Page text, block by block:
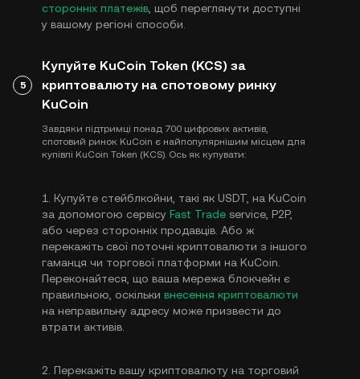
сторонніх платежів, щоб переглянути доступні
у вашому регіоні способи.
5
Купуйте KuCoin Token (KCS) за
криптовалюту на спотовому ринку
KuCoin
Завдяки підтримці понад 700 цифрових активів,
спотовий ринок KuCoin є найпопулярнішим місцем для
купівлі KuCoin Token (KCS). Ось як купувати:
1. Купуйте стейблкойни, такі як USDT, на KuCoin
за допомогою сервісу Fast Trade service, P2P,
або через сторонніх продавців. Або ж
перекажіть свої поточні криптовалюти з іншого
гаманця чи торгової платформи на KuCoin.
Переконайтеся, що ваша мережа блокчейн є
правильною, оскільки внесення криптовалюти
на неправильну адресу може призвести до
втрати активів.
2. Перекажіть вашу криптовалюту на торговий